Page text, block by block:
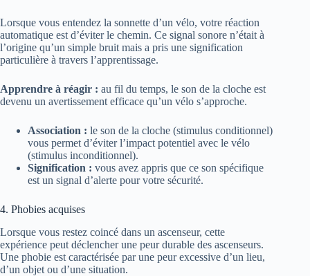
Lorsque vous entendez la sonnette d’un vélo, votre réaction
automatique est d’éviter le chemin. Ce signal sonore n’était à
l’origine qu’un simple bruit mais a pris une signification
particulière à travers l’apprentissage.
Apprendre à réagir : au fil du temps, le son de la cloche est
devenu un avertissement efficace qu’un vélo s’approche.
Association : le son de la cloche (stimulus conditionnel)
vous permet d’éviter l’impact potentiel avec le vélo
(stimulus inconditionnel).
Signification : vous avez appris que ce son spécifique
est un signal d’alerte pour votre sécurité.
4. Phobies acquises
Lorsque vous restez coincé dans un ascenseur, cette
expérience peut déclencher une peur durable des ascenseurs.
Une phobie est caractérisée par une peur excessive d’un lieu,
d’un objet ou d’une situation.